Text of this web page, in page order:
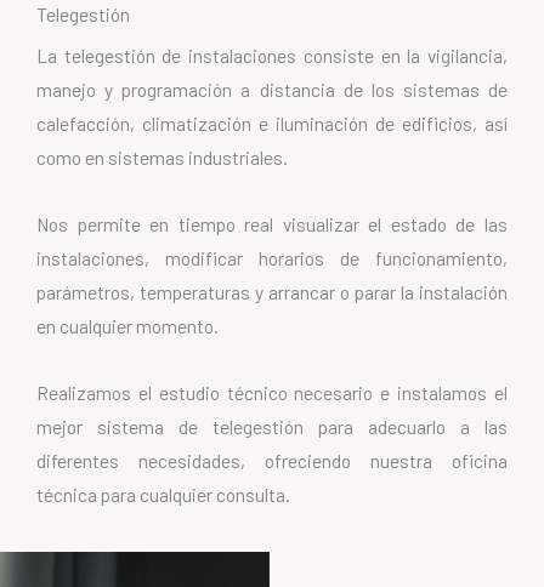
Telegestión
La telegestión de instalaciones consiste en la vigilancia,
manejo y programación a distancia de los sistemas de
calefacción, climatización e iluminación de edificios, así
como en sistemas industriales.
Nos permite en tiempo real visualizar el estado de las
instalaciones, modificar horarios de funcionamiento,
parámetros, temperaturas y arrancar o parar la instalación
en cualquier momento.
Realizamos el estudio técnico necesario e instalamos el
mejor sistema de telegestión para adecuarlo a las
diferentes necesidades, ofreciendo nuestra oficina
técnica para cualquier consulta.